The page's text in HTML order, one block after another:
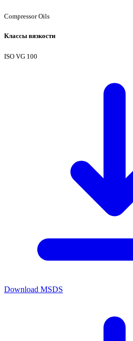
Compressor Oils
Классы вязкости
ISO VG 100
Download MSDS